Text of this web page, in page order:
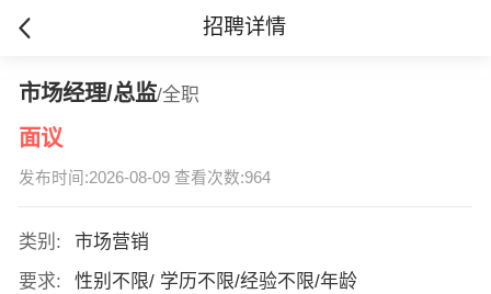
招聘详情
市场经理/总监/全职
面议
发布时间:2026-08-09 查看次数:964
类别:
市场营销
要求:
性别不限/ 学历不限/经验不限/年龄